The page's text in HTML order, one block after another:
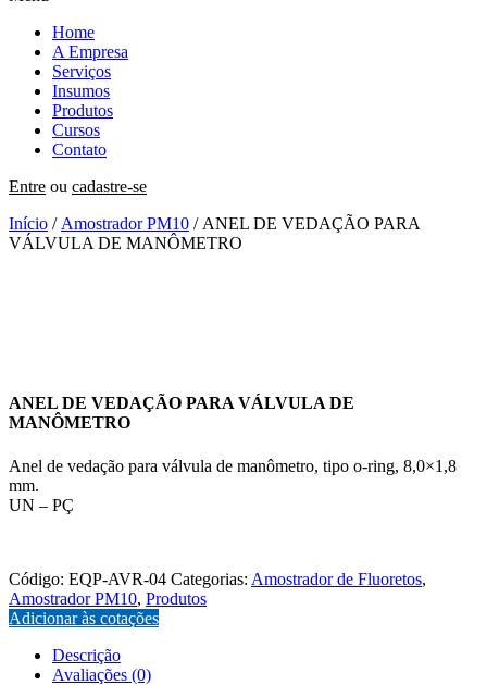
Home
A Empresa
Serviços
Insumos
Produtos
Cursos
Contato
Entre ou cadastre-se
Início / Amostrador PM10 / ANEL DE VEDAÇÃO PARA
VÁLVULA DE MANÔMETRO
ANEL DE VEDAÇÃO PARA VÁLVULA DE
MANÔMETRO
Anel de vedação para válvula de manômetro, tipo o-ring, 8,0×1,8
mm.
UN – PÇ
Código: EQP-AVR-04 Categorias: Amostrador de Fluoretos,
Amostrador PM10, Produtos
Adicionar às cotações
Descrição
Avaliações (0)